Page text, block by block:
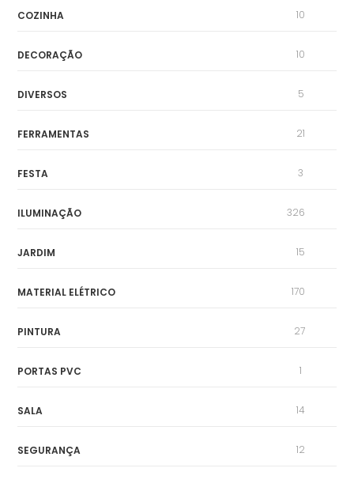
COZINHA 10
DECORAÇÃO 10
DIVERSOS 5
FERRAMENTAS 21
FESTA 3
ILUMINAÇÃO 326
JARDIM 15
MATERIAL ELÉTRICO 170
PINTURA 27
PORTAS PVC 1
SALA 14
SEGURANÇA 12